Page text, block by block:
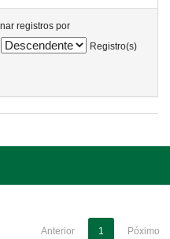
registros por
Registro(s)
Anterior 1 Póximo